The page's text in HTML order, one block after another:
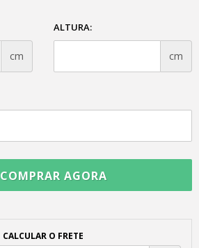
cm
ALTURA:
cm
COMPRAR AGORA
CALCULAR O FRETE